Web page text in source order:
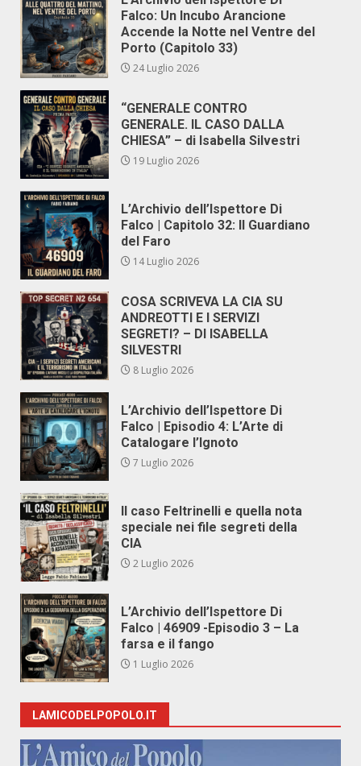
Falco: Un Incubo Arancione
Accende la Notte nel Ventre del
Porto (Capitolo 33)
24 Luglio 2026
“GENERALE CONTRO
GENERALE. IL CASO DALLA
CHIESA” – di Isabella Silvestri
19 Luglio 2026
L’Archivio dell’Ispettore Di
Falco | Capitolo 32: Il Guardiano
del Faro
14 Luglio 2026
COSA SCRIVEVA LA CIA SU
ANDREOTTI E I SERVIZI
SEGRETI? – DI ISABELLA
SILVESTRI
8 Luglio 2026
L’Archivio dell’Ispettore Di
Falco | Episodio 4: L’Arte di
Catalogare l’Ignoto
7 Luglio 2026
Il caso Feltrinelli e quella nota
speciale nei file segreti della
CIA
2 Luglio 2026
L’Archivio dell’Ispettore Di
Falco | 46909 -Episodio 3 – La
farsa e il fango
1 Luglio 2026
LAMICODELPOPOLO.IT